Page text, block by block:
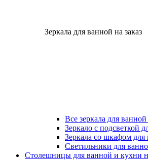
Зеркала для ванной на заказ
Все зеркала для ванной
Зеркало с подсветкой
Зеркала со шкафом
Светильники для
Столешницы для ванной и кухни